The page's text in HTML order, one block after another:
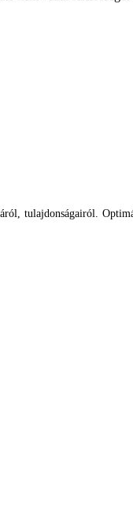
tulajdonságairól.